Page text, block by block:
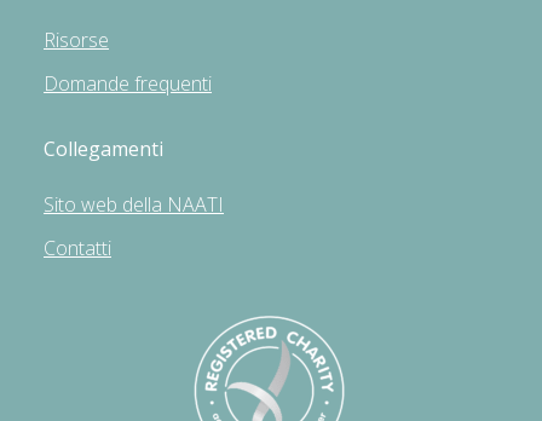
Risorse
Domande frequenti
Collegamenti
Sito web della NAATI
Contatti